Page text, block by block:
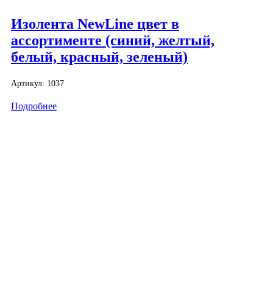
Изолента NewLine цвет в
ассортименте (синий, желтый,
белый, красный, зеленый)
Артикул: 1037
Подробнее